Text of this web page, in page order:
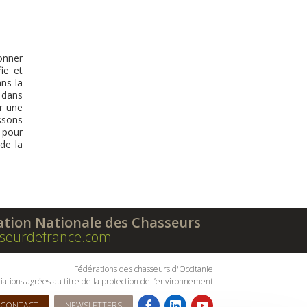
et
la
une
la
Nationale des Chasseurs
Fédérations des chasseurs d'Occitanie
agrées au titre de la protection de l’environnement